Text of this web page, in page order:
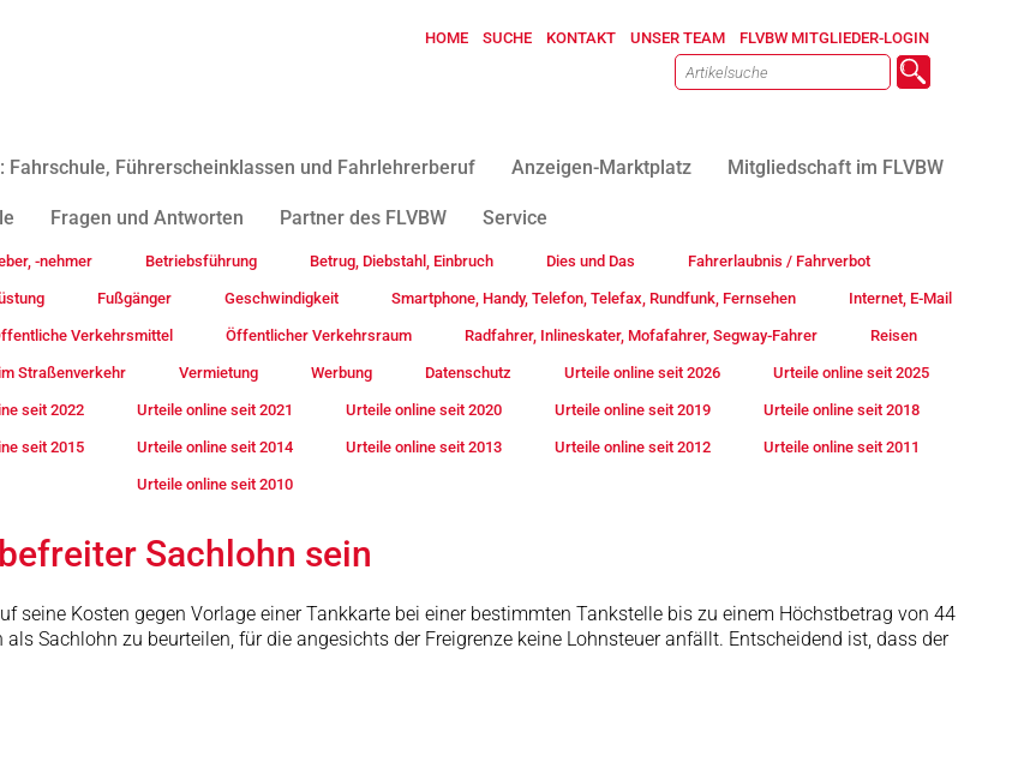
HOME SUCHE KONTAKT UNSER TEAM FLVBW MITGLIEDER-LOGIN
Fahrschule, Führerscheinklassen und Fahrlehrerberuf Anzeigen-Marktplatz Mitgliedschaft im FLVBW
Fragen und Antworten Partner des FLVBW Service
-nehmer Betriebsführung Betrug, Diebstahl, Einbruch Dies und Das Fahrerlaubnis / Fahrverbot
Fußgänger Geschwindigkeit Smartphone, Handy, Telefon, Telefax, Rundfunk, Fernsehen Internet, E-Mail
Verkehrsmittel Öffentlicher Verkehrsraum Radfahrer, Inlineskater, Mofafahrer, Segway-Fahrer Reisen
Straßenverkehr Vermietung Werbung Datenschutz Urteile online seit 2026 Urteile online seit 2025
seit 2022 Urteile online seit 2021 Urteile online seit 2020 Urteile online seit 2019 Urteile online seit 2018
seit 2015 Urteile online seit 2014 Urteile online seit 2013 Urteile online seit 2012 Urteile online seit 2011
Urteile online seit 2010
Sachlohn sein
seine Kosten gegen Vorlage einer Tankkarte bei einer bestimmten Tankstelle bis zu einem Höchstbetrag von 44
Sachlohn zu beurteilen, für die angesichts der Freigrenze keine Lohnsteuer anfällt. Entscheidend ist, dass der